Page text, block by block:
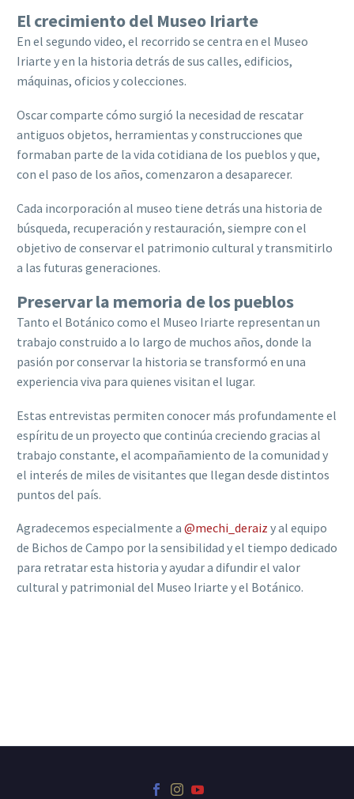
El crecimiento del Museo Iriarte
En el segundo video, el recorrido se centra en el Museo
Iriarte y en la historia detrás de sus calles, edificios,
máquinas, oficios y colecciones.
Oscar comparte cómo surgió la necesidad de rescatar
antiguos objetos, herramientas y construcciones que
formaban parte de la vida cotidiana de los pueblos y que,
con el paso de los años, comenzaron a desaparecer.
Cada incorporación al museo tiene detrás una historia de
búsqueda, recuperación y restauración, siempre con el
objetivo de conservar el patrimonio cultural y transmitirlo
a las futuras generaciones.
Preservar la memoria de los pueblos
Tanto el Botánico como el Museo Iriarte representan un
trabajo construido a lo largo de muchos años, donde la
pasión por conservar la historia se transformó en una
experiencia viva para quienes visitan el lugar.
Estas entrevistas permiten conocer más profundamente el
espíritu de un proyecto que continúa creciendo gracias al
trabajo constante, el acompañamiento de la comunidad y
el interés de miles de visitantes que llegan desde distintos
puntos del país.
Agradecemos especialmente a @mechi_deraiz y al equipo
de Bichos de Campo por la sensibilidad y el tiempo dedicado
para retratar esta historia y ayudar a difundir el valor
cultural y patrimonial del Museo Iriarte y el Botánico.